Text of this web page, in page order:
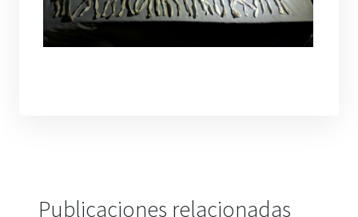
Publicaciones relacionadas